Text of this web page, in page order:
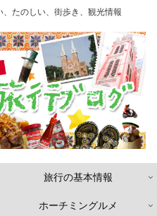
たのしい、街歩き、観光情報
旅行の基本情報
ホーチミングルメ